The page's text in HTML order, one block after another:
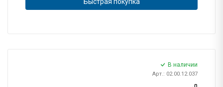
В наличии
Арт.: 02.00.12.037